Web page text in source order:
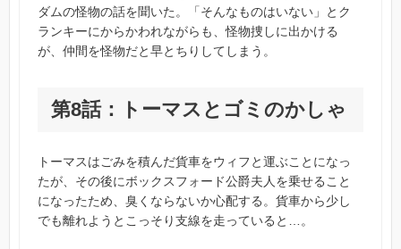
ダムの怪物の話を聞いた。「そんなものはいない」とク
ランキーにからかわれながらも、怪物捜しに出かける
が、仲間を怪物だと早とちりしてしまう。
第8話：トーマスとゴミのかしゃ
トーマスはごみを積んだ貨車をウィフと運ぶことになっ
たが、その後にボックスフォード公爵夫人を乗せること
になったため、臭くならないか心配する。貨車から少し
でも離れようとこっそり支線を走っていると…。